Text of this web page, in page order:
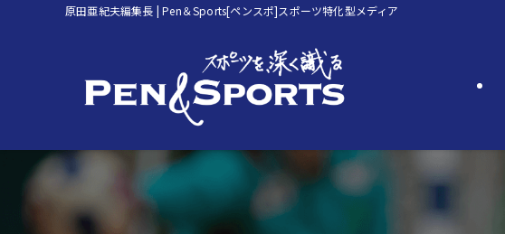
原田亜紀夫編集長 | Pen＆Sports[ペンスポ]スポーツ特化型メディア